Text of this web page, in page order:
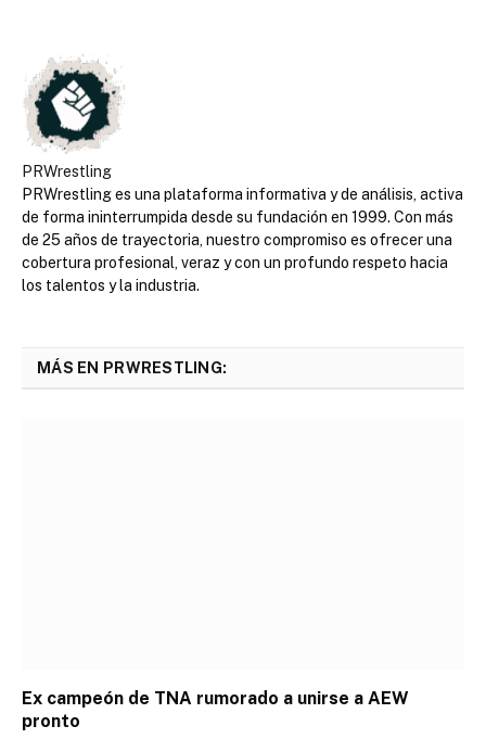
PRWrestling
PRWrestling es una plataforma informativa y de análisis, activa
de forma ininterrumpida desde su fundación en 1999. Con más
de 25 años de trayectoria, nuestro compromiso es ofrecer una
cobertura profesional, veraz y con un profundo respeto hacia
los talentos y la industria.
MÁS EN PRWRESTLING:
Ex campeón de TNA rumorado a unirse a AEW
pronto